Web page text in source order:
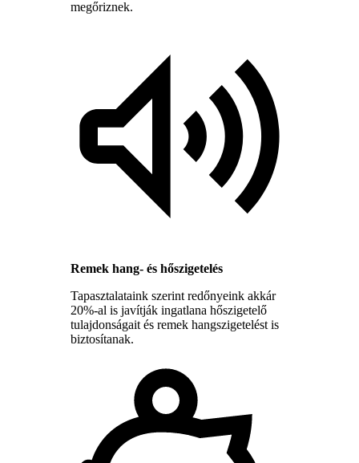
megőriznek.
Remek hang- és hőszigetelés
Tapasztalataink szerint redőnyeink akkár
20%-al is javítják ingatlana hőszigetelő
tulajdonságait és remek hangszigetelést is
biztosítanak.